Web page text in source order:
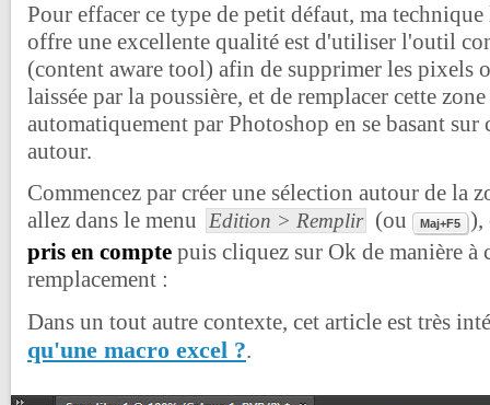
Pour effacer ce type de petit défaut, ma
offre une excellente qualité est d'utiliser l'outil
(content aware tool) afin de supprimer les pixels
laissée par la poussière, et de remplacer cette
automatiquement par Photoshop en se basant sur
autour.
Commencez par créer une sélection autour de la
allez dans le menu
Edition > Remplir (ou Maj+F5
),
pris en compte puis cliquez sur Ok de manière à
remplacement :
Dans un tout autre contexte, cet article est très
qu'une macro excel ?.